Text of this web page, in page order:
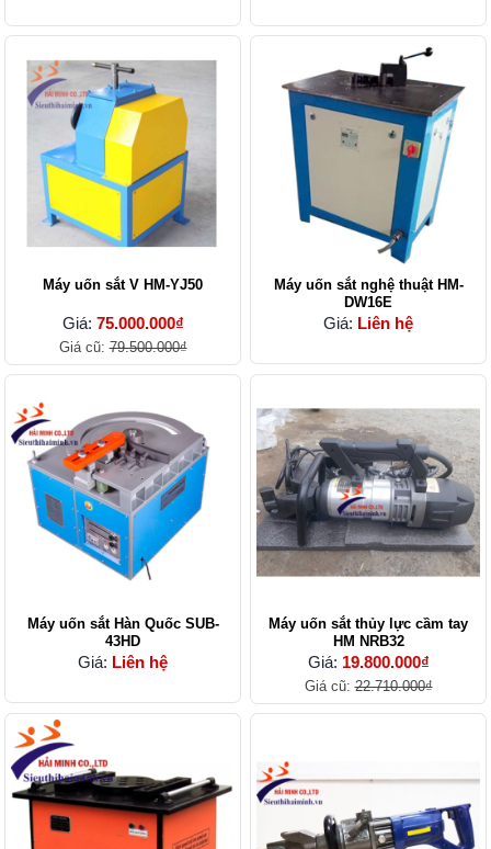
Máy uốn sắt V HM-YJ50
Giá: 75.000.000₫
Giá cũ:79.500.000₫
Máy uốn sắt nghệ thuật HM-
DW16E
Giá: Liên hệ
Máy uốn sắt Hàn Quốc SUB-
43HD
Giá: Liên hệ
Máy uốn sắt thủy lực cầm tay
HM NRB32
Giá: 19.800.000₫
Giá cũ:22.710.000₫